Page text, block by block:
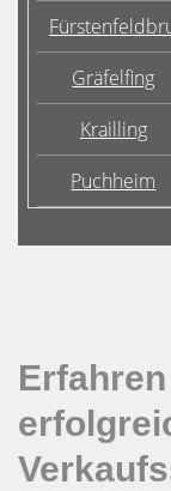
Gräfelfing
Krailling
Puchheim